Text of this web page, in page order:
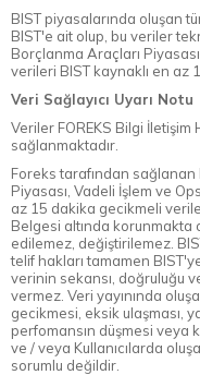
BIST piyasalarında oluşan
BIST'e ait olup, bu veriler
Borçlanma Araçları
verileri BIST kaynaklı en az
Veri Sağlayıcı Uyarı Notu
Veriler FOREKS Bilgi İletişim
sağlanmaktadır.
Foreks tarafından sağlanan
Piyasası, Vadeli İşlem ve
az 15 dakika gecikmeli
Belgesi altında korunmakta
edilemez, değiştirilemez.
telif hakları tamamen
verinin sekansı, doğruluğu
vermez. Veri yayınında
gecikmesi, eksik ulaşması,
perfomansın düşmesi veya
ve / veya Kullanıcılarda
sorumlu değildir.